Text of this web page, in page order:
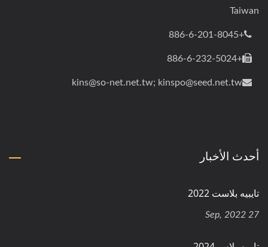
Taiwan
+886-6-201-8045
+886-6-232-5024
kins@so-net.net.tw; kinspo@seed.net.tw
أحدث الأخبار
تايبيه بلاست 2022
27 Sep, 2022